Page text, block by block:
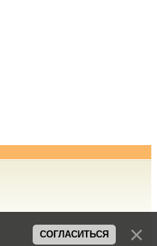
СОГЛАСИТЬСЯ